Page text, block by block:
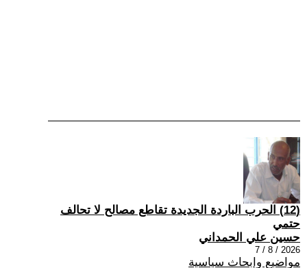
(12) الحرب الباردة الجديدة تقاطع مصالح لا تحالف
حتمي
حسين علي الحمداني
2026 / 8 / 7
مواضيع وابحاث سياسية